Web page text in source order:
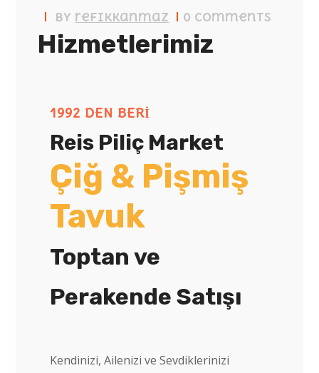
by refikkanmaz 0 Comments
Hizmetlerimiz
1992 DEN BERI
Reis Piliç Market
Çiğ & Pişmiş
Tavuk
Toptan ve
Perakende Satışı
Kendinizi, Ailenizi ve Sevdiklerinizi